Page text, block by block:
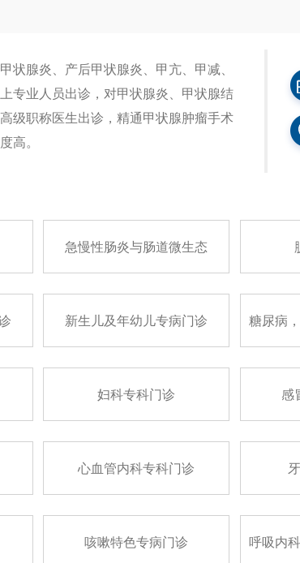
状腺炎、产后甲状腺炎、甲亢、甲减、
专业人员出诊，对甲状腺炎、甲状腺结
级职称医生出诊，精通甲状腺肿瘤手术
高。
急慢性肠炎与肠道微生态
新生儿及年幼儿专病门诊 糖尿病
妇科专科门诊 感
心血管内科专科门诊
咳嗽特色专病门诊 呼吸内